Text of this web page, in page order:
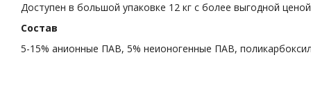
Доступен в большой упаковке 12 кг с более выгодной
Состав
5-15% анионные ПАВ, 5% неионогенные ПАВ,